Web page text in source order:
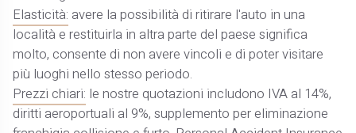
Elasticità: avere la possibilità di ritirare l'auto in una
località e restituirla in altra parte del paese significa
molto, consente di non avere vincoli e di poter visitare
più luoghi nello stesso periodo.
Prezzi chiari: le nostre quotazioni includono IVA al 14%,
diritti aeroportuali al 9%, supplemento per eliminazione